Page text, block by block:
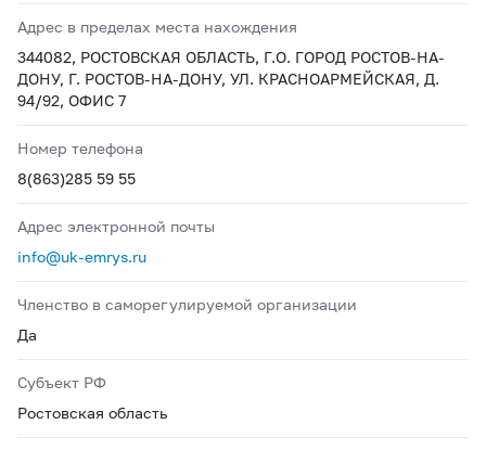
Адрес в пределах места нахождения
344082, РОСТОВСКАЯ ОБЛАСТЬ, Г.О. ГОРОД РОСТОВ-НА-
ДОНУ, Г. РОСТОВ-НА-ДОНУ, УЛ. КРАСНОАРМЕЙСКАЯ, Д.
94/92, ОФИС 7
Номер телефона
8(863)285 59 55
Адрес электронной почты
info@uk-emrys.ru
Членство в саморегулируемой организации
Да
Субъект РФ
Ростовская область